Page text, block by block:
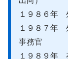
１９８６年
１９８７年
事務官
１９８９年